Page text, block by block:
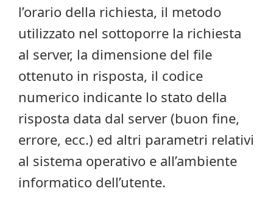
l’orario della richiesta, il metodo
utilizzato nel sottoporre la richiesta
al server, la dimensione del file
ottenuto in risposta, il codice
numerico indicante lo stato della
risposta data dal server (buon fine,
errore, ecc.) ed altri parametri relativi
al sistema operativo e all’ambiente
informatico dell’utente.